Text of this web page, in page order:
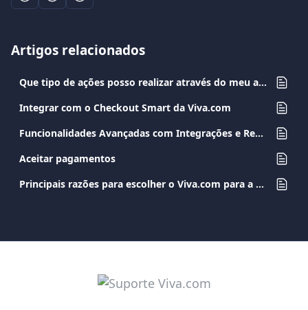
Artigos relacionados
Que tipo de ações posso realizar através do meu aplicativo Viva.com?
Integrar com o Checkout Smart da Viva.com
Funcionalidades Avançadas com Integrações e Recursos Inteligentes
Aceitar pagamentos
Principais razões para escolher o Viva.com para a sua Empresa